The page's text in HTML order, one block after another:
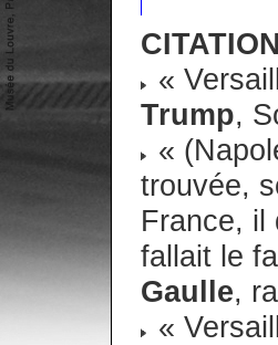
«
Trump,
«
trouvée,
France, il
fallait le
Gaulle,
«